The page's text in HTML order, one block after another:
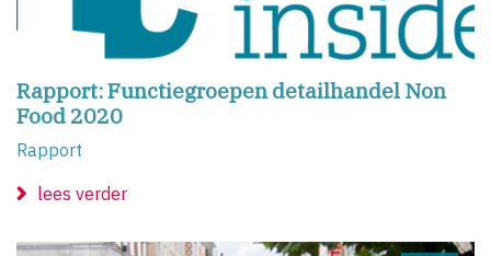
Rapport: Functiegroepen detailhandel Non
Food 2020
Rapport
lees verder